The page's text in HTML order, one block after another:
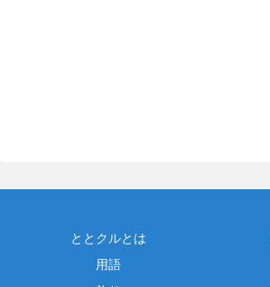
ととクルとは
用語